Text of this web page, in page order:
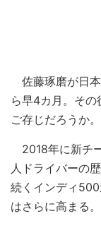
佐藤琢磨が日
ら早4カ月。そ
ご存じだろうか。
2018年に新チ
人ドライバーの
続くインディ
はさらに高まる。